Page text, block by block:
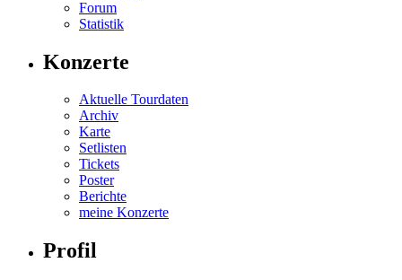
Forum
Statistik
Konzerte
Aktuelle Tourdaten
Archiv
Karte
Setlisten
Tickets
Poster
Berichte
meine Konzerte
Profil